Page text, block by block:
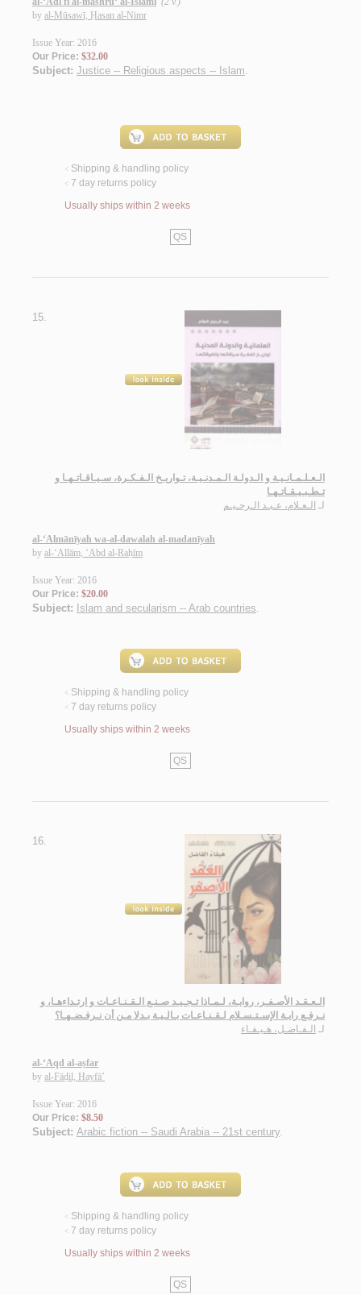
by al-Mūsawī, Ḥasan al-Nimr
Issue Year: 2016
Our Price: $32.00
Subject: Justice -- Religious aspects -- Islam.
< Shipping & handling policy
< 7 day returns policy
Usually ships within 2 weeks
QS
15.
الـعـلـمـانـيـة و الـدولـة الـمـدنـيـة، تـواريـخ الـفـكـرة، سـيـاقـاتـهـا و
تـطـبـيـقـاتـهـا
لـ الـعـلام، عـبـد الـرحـيـم
al-‘Almānīyah wa-al-dawalah al-madanīyah
by al-‘Allām, ‘Abd al-Raḥīm
Issue Year: 2016
Our Price: $20.00
Subject: Islam and secularism -- Arab countries.
< Shipping & handling policy
< 7 day returns policy
Usually ships within 2 weeks
QS
16.
الـعـقـد الأصـفـر، روايـة، لـمـاذا تـجـيـد صـنـع الـقـنـاعـات و ارتـداءهـا، و
نـرفـع رايـة الإسـتـسـلام لـقـنـاعـات بـالـيـة بـدلا مـن أن نـرفـضـهـا؟
لـ الـفـاضـل، هـيـفـاء
al-‘Aqd al-aṣfar
by al-Fāḍil, Hayfā’
Issue Year: 2016
Our Price: $8.50
Subject: Arabic fiction -- Saudi Arabia -- 21st century.
< Shipping & handling policy
< 7 day returns policy
Usually ships within 2 weeks
QS